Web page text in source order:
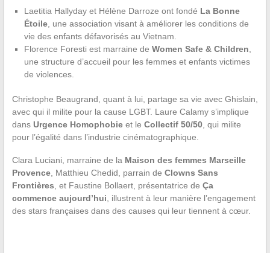
Laetitia Hallyday et Hélène Darroze ont fondé La Bonne
Étoile, une association visant à améliorer les conditions de
vie des enfants défavorisés au Vietnam.
Florence Foresti est marraine de Women Safe & Children
une structure d’accueil pour les femmes et enfants victimes
de violences.
Christophe Beaugrand, quant à lui, partage sa vie avec Ghislain,
avec qui il milite pour la cause LGBT. Laure Calamy s’implique
dans Urgence Homophobieet le Collectif 50/50, qui milite
pour l’égalité dans l’industrie cinématographique.
Clara Luciani, marraine de la Maison des femmes Marseille
Provence, Matthieu Chedid, parrain de Clowns Sans
Frontières , et Faustine Bollaert, présentatrice de Ça
commence aujourd’hui , illustrent à leur manière l’engagement
des stars françaises dans des causes qui leur tiennent à cœur.